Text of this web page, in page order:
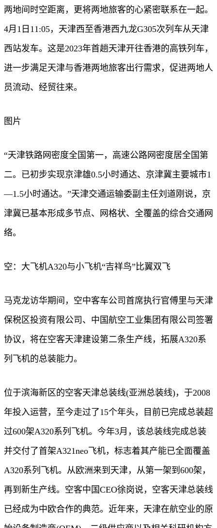
两地间时空距离，更将两地旅客的心紧密联系在一起。
4月1日11:05，天津西至香港西九龙G305次列车从天津
西站发车。这是2023年首趟天津开往香港的高铁列车，
进一步满足天津与香港两地旅客出行需求，促进两地人
员流动、经贸往来。
图片
“天津铁路网密度全国第一，高速公路网密度居全国第
二。已初步实现京津雄0.5小时通达、京津冀主要城市1
—1.5小时通达。”天津交通运输委副主任刘道刚说，京
津冀已基本形成多节点、网格状、全覆盖的综合交通网
络。
空：大飞机A320与小飞机“吉祥鸟”比翼双飞
马克龙访华期间，空中客车公司首席执行官傅里与天津
保税区投资有限公司、中国航空工业集团有限公司签署
协议，将在空客天津建设第二条生产线，拓展A320系
列飞机的总装能力。
位于滨海新区的空客天津总装线(亚洲总装线)，于2008
年投入运营，至今走过了15个年头，目前已完成总装超
过600架A320系列飞机。今年3月，该总装线完成总装
并交付了首架A321neo飞机，标志着其产能已全面覆盖
A320系列飞机。从欧洲来到天津，从第一架到600架，
再到新生产线。空客中国CEO徐岗说，空客天津总装线
已经成为中欧合作的典范。近年来，天津在航空业的原